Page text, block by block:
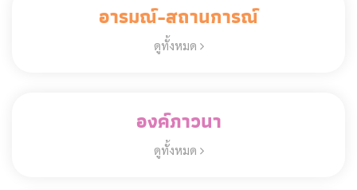
อารมณ์-สถานการณ์
ดูทั้งหมด
องค์ภาวนา
ดูทั้งหมด